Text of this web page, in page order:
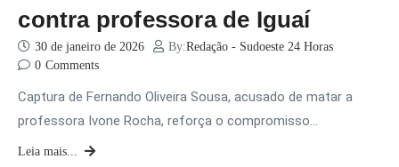
contra professora de Iguaí
30 de janeiro de 2026 By:Redação - Sudoeste 24 Horas
0 Comments
Captura de Fernando Oliveira Sousa, acusado de matar a
professora Ivone Rocha, reforça o compromisso…
Leia mais...